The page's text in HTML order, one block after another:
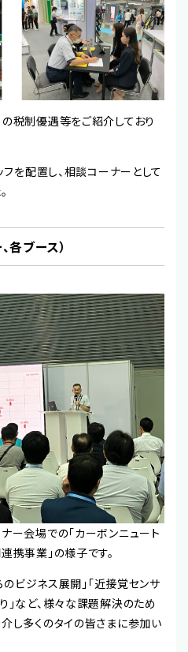
税制優遇等をご紹介しており
を配置し、相談コーナーとして
各ブース）
ー会場での「カーボンニュート
携事業」の様子です。
ビジネス展開」「近接覚センサ
」など、様々な課題解決のため
し多くのタイの皆さまに参加い